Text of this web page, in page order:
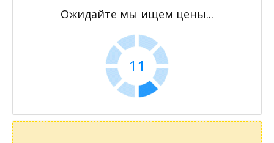
Ожидайте мы ищем цены...
11